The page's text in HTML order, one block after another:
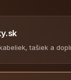
tašiek a